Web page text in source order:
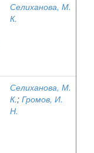
Селиханова, М.
К.
Селиханова, М.
К.; Громов, И.
Н.